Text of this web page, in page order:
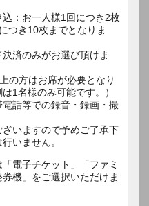
：お一人様1回につき2枚
つき10枚までとなりま
済のみがお選び頂けま
の方はお席が必要となり
1名様のみ可能です。）
話等での録音・録画・撮
いますので予めご了承下
いません。
電子チケット」「ファミ
機」をご選択いただけま